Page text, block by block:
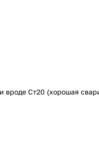
Ст20 (хорошая